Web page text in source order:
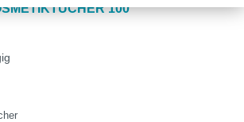
100